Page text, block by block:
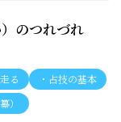
のつれづれ
る
・占技の基本
）